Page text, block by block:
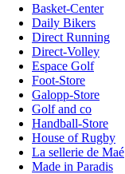
Basket-Center
Daily Bikers
Direct Running
Direct-Volley
Espace Golf
Foot-Store
Galopp-Store
Golf and co
Handball-Store
House of Rugby
La sellerie de Maé
Made in Paradis